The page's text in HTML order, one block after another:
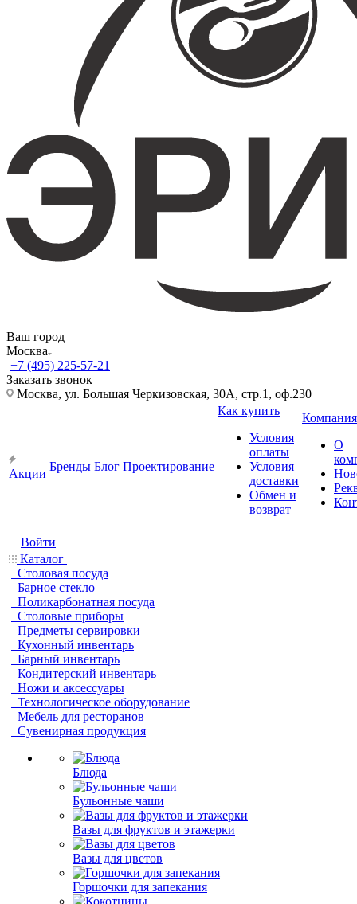
Ваш город
Москва
+7 (495) 225-57-21
Заказать звонок
Москва, ул. Большая Черкизовская, 30А, стр.1, оф.230
Акции
Бренды Блог Проектирование
Как купить
Условия
оплаты
Условия
доставки
Обмен и
возврат
Компания
О
Войти
Каталог
Столовая посуда
Барное стекло
Поликарбонатная посуда
Столовые приборы
Предметы сервировки
Кухонный инвентарь
Барный инвентарь
Кондитерский инвентарь
Ножи и аксессуары
Технологическое оборудование
Мебель для ресторанов
Сувенирная продукция
Блюда
Бульонные чаши
Вазы для фруктов и этажерки
Вазы для цветов
Горшочки для запекания